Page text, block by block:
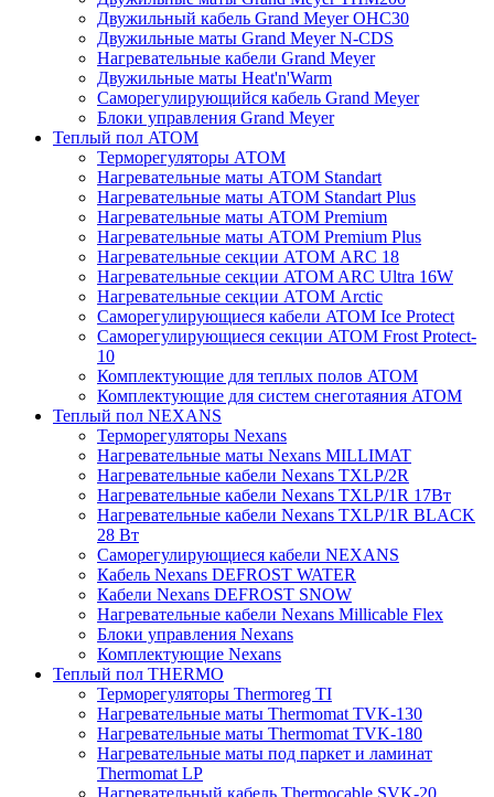
Двужильный кабель Grand Meyer OHC30
Двужильные маты Grand Meyer N-CDS
Нагревательные кабели Grand Meyer
Двужильные маты Heat'n'Warm
Саморегулирующийся кабель Grand Meyer
Блоки управления Grand Meyer
Теплый пол ATOM
Терморегуляторы АТОМ
Нагревательные маты АТОМ Standart
Нагревательные маты АТОМ Standart Plus
Нагревательные маты АТОМ Premium
Нагревательные маты АТОМ Premium Plus
Нагревательные секции АТОМ ARC 18
Нагревательные секции ATOM ARC Ultra 16W
Нагревательные секции АТОМ Arctic
Саморегулирующиеся кабели ATOM Ice Protect
Саморегулирующиеся секции ATOM Frost Protect-
10
Комплектующие для теплых полов ATOM
Комплектующие для систем снеготаяния ATOM
Теплый пол NEXANS
Терморегуляторы Nexans
Нагревательные маты Nexans MILLIMAT
Нагревательные кабели Nexans TXLP/2R
Нагревательные кабели Nexans TXLP/1R 17Вт
Нагревательные кабели Nexans TXLP/1R BLACK
28 Вт
Саморегулирующиеся кабели NEXANS
Кабель Nexans DEFROST WATER
Кабели Nexans DEFROST SNOW
Нагревательные кабели Nexans Millicable Flex
Блоки управления Nexans
Комплектующие Nexans
Теплый пол THERMO
Терморегуляторы Thermoreg TI
Нагревательные маты Thermomat TVK-130
Нагревательные маты Thermomat TVK-180
Нагревательные маты под паркет и ламинат
Thermomat LP
Нагревательный кабель Thermocable SVK-20